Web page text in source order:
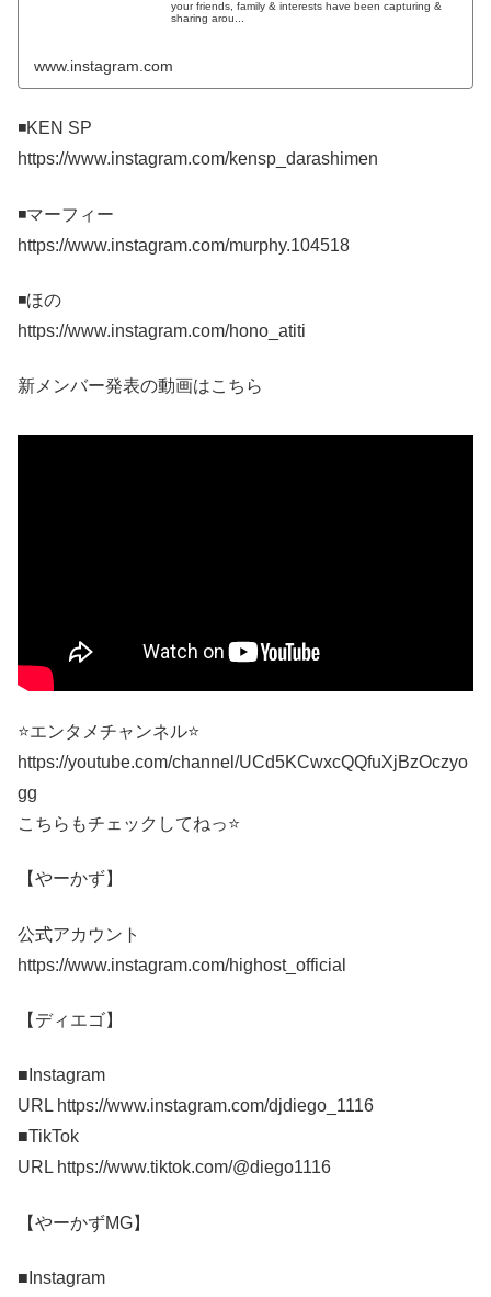
your friends, family & interests have been capturing &
sharing arou...
www.instagram.com
◾️KEN SP
https://www.instagram.com/kensp_darashimen
◾️マーフィー
https://www.instagram.com/murphy.104518
◾️ほの
https://www.instagram.com/hono_atiti
新メンバー発表の動画はこちら
⭐️エンタメチャンネル⭐️
https://youtube.com/channel/UCd5KCwxcQQfuXjBzOczyo
gg
こちらもチェックしてねっ⭐️
【やーかず】
公式アカウント
https://www.instagram.com/highost_official
【ディエゴ】
■Instagram
URL https://www.instagram.com/djdiego_1116
■TikTok
URL https://www.tiktok.com/@diego1116
【やーかずMG】
■Instagram